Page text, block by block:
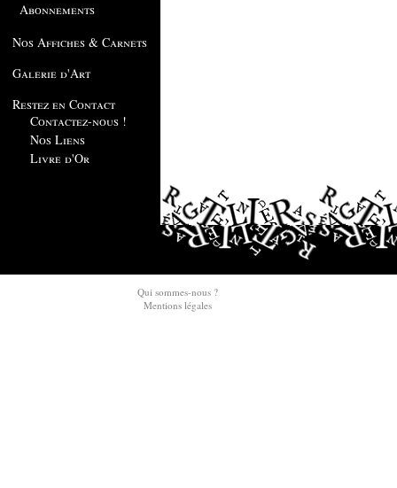
Abonnements
Nos Affiches & Carnets
Galerie d'Art
Restez en Contact
Contactez-nous !
Nos Liens
Livre d'Or
Qui sommes-nous ?
Mentions légales